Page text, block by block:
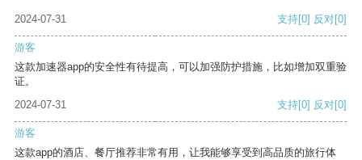
2024-07-31 支持[0] 反对[0]
游客
这款加速器app的安全性有待提高，可以加强防护措施，比如增加双重验
证。
2024-07-31
支持[0] 反对[0]
游客
这款app的酒店、餐厅推荐非常有用，让我能够享受到高品质的旅行体